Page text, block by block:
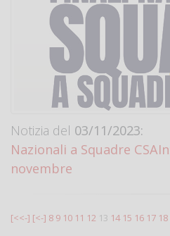
Notizia del 03/11/2023:
Nazionali a Squadre
novembre
[<<-] [<-] 8 9 10 11 12 13 14 15 16 17 18